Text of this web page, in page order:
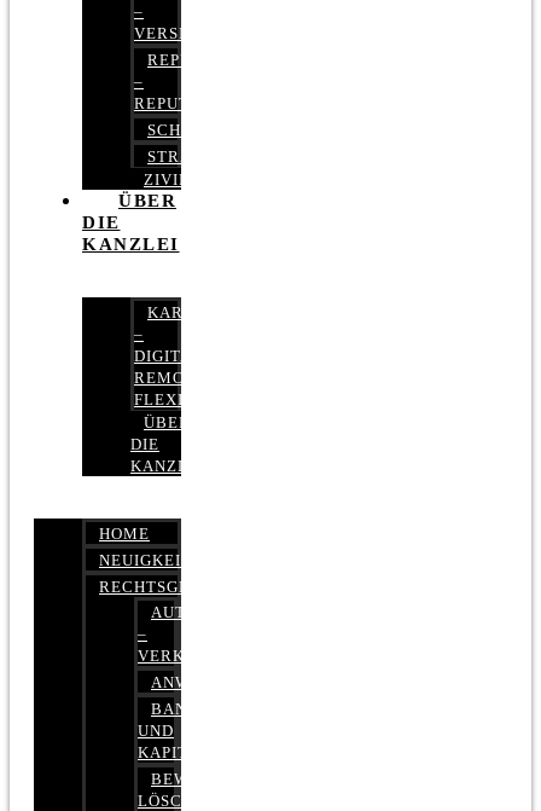
–
VERSICHERUNGSRECHT
REPUTATIONSRECHT
–
REPUTATIONSMANAGEMENT
SCHUFARECHT
STRAFRECHT
ZIVILRECHT
ÜBER
DIE
KANZLEI
KARRIERE
–
DIGITAL,
REMOTE,
FLEXIBEL
ÜBER
DIE
KANZLEI
HOME
NEUIGKEITEN
RECHTSGEBIETE
AUTOBETRUG
–
VERKEHRSRECHT
ANWALTSHAFTUNGSRECHT
BANK-
UND
KAPITALMARKTRECHT
BEWERTUNGEN
LÖSCHEN